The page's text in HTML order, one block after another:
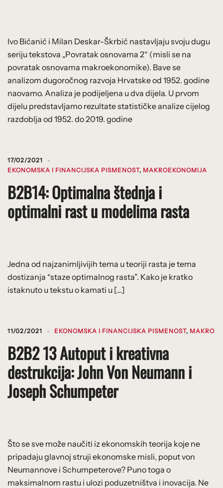
Ivo Bićanić i Milan Deskar-Škrbić nastavljaju svoju dugu
seriju tekstova „Povratak osnovama 2“ (misli se na
povratak osnovama makroekonomike). Bave se
analizom dugoročnog razvoja Hrvatske od 1952. godine
naovamo. Analiza je podijeljena u dva dijela. U prvom
dijelu predstavljamo rezultate statističke analize cijelog
razdoblja od 1952. do 2019. godine
17/02/2021
EKONOMSKA I FINANCIJSKA PISMENOST, MAKROEKONOMIJA
B2B14: Optimalna štednja i
optimalni rast u modelima rasta
Jedna od najzanimljivijih tema u teoriji rasta je tema
dostizanja “staze optimalnog rasta”. Kako je kratko
istaknuto u tekstu o kamati u […]
11/02/2021 EKONOMSKA I FINANCIJSKA PISMENOST, MAKRO
B2B2 13 Autoput i kreativna
destrukcija: John Von Neumann i
Joseph Schumpeter
Što se sve može naučiti iz ekonomskih teorija koje ne
pripadaju glavnoj struji ekonomske misli, poput von
Neumannove i Schumpeterove? Puno toga o
maksimalnom rastu i ulozi poduzetništva i inovacija. Ne